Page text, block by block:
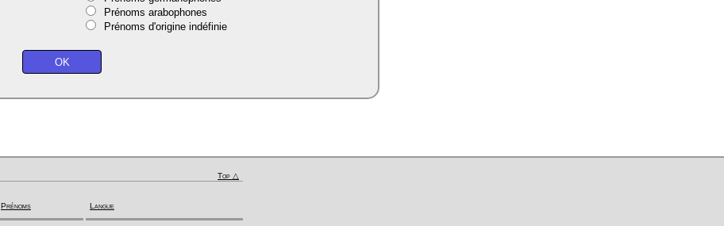
Prénoms arabophones
Prénoms d'origine indéfinie
Top △
Prénoms Langue